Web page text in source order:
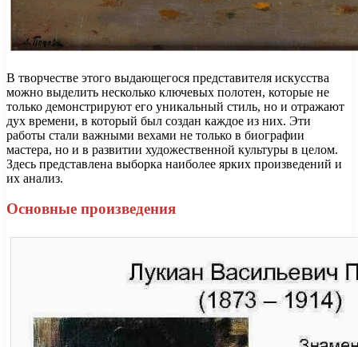
В творчестве этого выдающегося представителя искусства
можно выделить несколько ключевых полотен, которые не
только демонстрируют его уникальный стиль, но и отражают
дух времени, в который был создан каждое из них. Эти
работы стали важными вехами не только в биографии
мастера, но и в развитии художественной культуры в целом.
Здесь представлена выборка наиболее ярких произведений и
их анализ.
Основные произведения